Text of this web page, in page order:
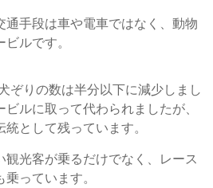
通手段は車や電車ではなく、動物
ルです。
ぞりの数は半分以下に減少しまし
ルに取って代わられましたが、
として残っています。
観光客が乗るだけでなく、レース
っています。